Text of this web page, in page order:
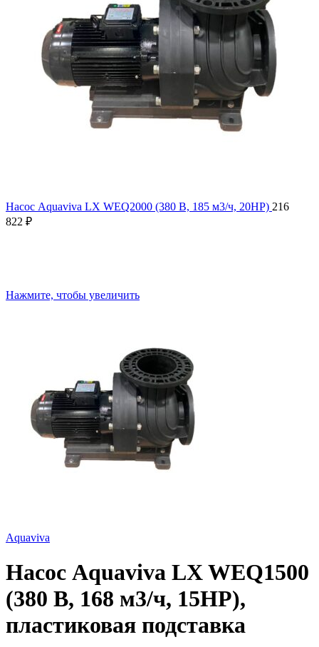
Насос Aquaviva LX WEQ2000 (380 В, 185 м3/ч, 20HP) 216
822 ₽
Нажмите, чтобы увеличить
Aquaviva
Насос Aquaviva LX WEQ1500
(380 В, 168 м3/ч, 15HP),
пластиковая подставка